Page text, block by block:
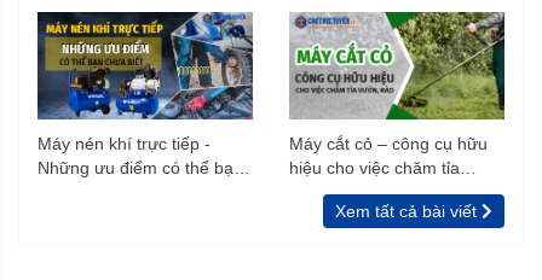
Máy nén khí trực tiếp -
Những ưu điểm có thể bạn
Máy cắt cỏ – công cụ hữu
hiệu cho việc chăm tỉa
vườn, rào
Xem tất cả bài viết